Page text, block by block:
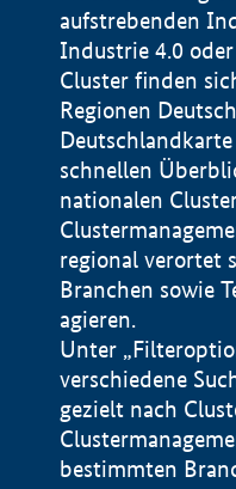
aufstrebenden
Industrie 4.0
Cluster finden
Regionen
schnellen
nationalen
regional verortet
Branchen sowie
agieren.
Unter
verschiedene
gezielt nach
bestimmten
Impressum
Datenschutzerklärung
BMWE, 2026 ©
100 km © Geobasis-DE / BKG